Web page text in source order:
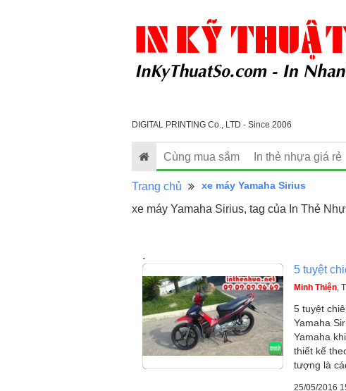
DIGITAL PRINTING Co., LTD - Since 2006
Cùng mua sắm In thẻ nhựa giá rẻ
Trang chủ xe máy Yamaha Sirius
xe máy Yamaha Sirius, tag của In Thẻ
.
5 tuyệt
Minh Thiện ,
5 tuyệt
Yamaha
Yamaha
thiết kế
tượng là
25/05/2016